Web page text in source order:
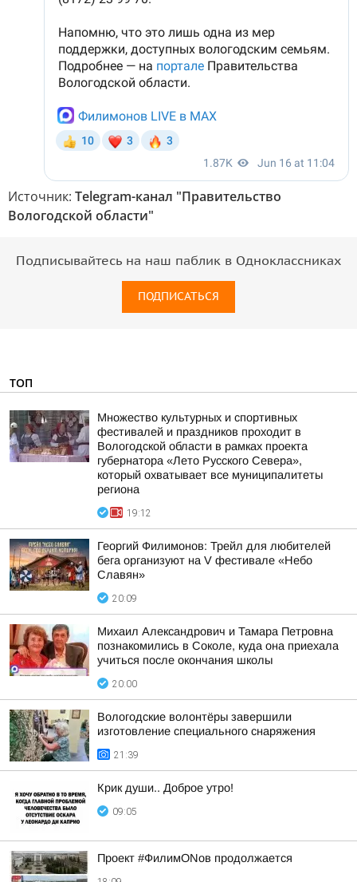
Источник: Telegram-канал "Правительство
Вологодской области"
Подписывайтесь на наш паблик в Одноклассниках
ПОДПИСАТЬСЯ
ТОП
Множество культурных и спортивных
фестивалей и праздников проходит в
Вологодской области в рамках проекта
губернатора «Лето Русского Севера»,
который охватывает все муниципалитеты
региона
19:12
Георгий Филимонов: Трейл для любителей
бега организуют на V фестивале «Небо
Славян»
20:09
Михаил Александрович и Тамара Петровна
познакомились в Соколе, куда она приехала
учиться после окончания школы
20:00
Вологодские волонтёры завершили
изготовление специального снаряжения
21:39
Крик души.. Доброе утро!
09:05
Проект #ФилимONов продолжается